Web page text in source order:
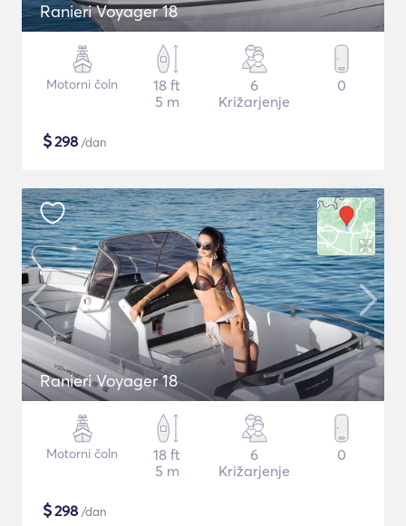
Ranieri Voyager 18
Motorni čoln
18 ft
5 m
6
Križarjenje
0
$298 /dan
Ranieri Voyager 18
Motorni čoln
18 ft
5 m
6
Križarjenje
0
$298 /dan